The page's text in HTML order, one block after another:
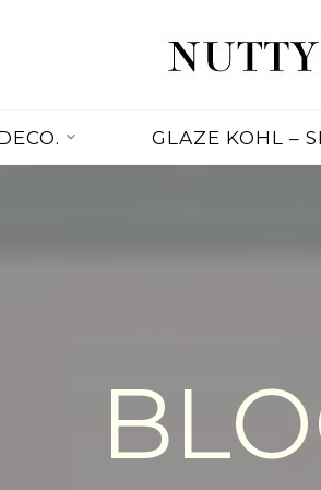
NUTTY
GLAZE KOHL –